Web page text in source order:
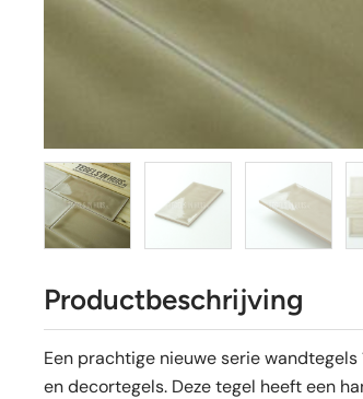
Productbeschrijving
Een prachtige nieuwe serie
en decortegels. Deze tegel heeft een